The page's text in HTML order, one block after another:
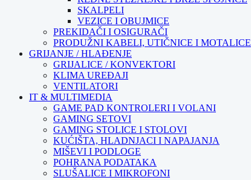
SKALPELI
VEZICE I OBUJMICE
PREKIDAČI I OSIGURAČI
PRODUŽNI KABELI, UTIČNICE I MOTALICE
GRIJANJE / HLAĐENJE
GRIJALICE / KONVEKTORI
KLIMA UREĐAJI
VENTILATORI
IT & MULTIMEDIA
GAME PAD KONTROLERI I VOLANI
GAMING SETOVI
GAMING STOLICE I STOLOVI
KUĆIŠTA, HLADNJACI I NAPAJANJA
MIŠEVI I PODLOGE
POHRANA PODATAKA
SLUŠALICE I MIKROFONI